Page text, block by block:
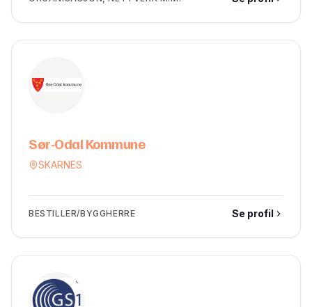
Sør-Odal Kommune
SKARNES
BESTILLER/BYGGHERRE Se profil